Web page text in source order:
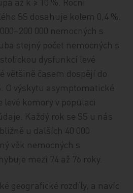
SS dosahuje kolem 0,4 %.
000 nemocných s
stejný počet nemocných s
dysfunkcí levé
většině časem dospějí do
O výskytu asymptomatické
komory v populaci
Každý rok se SS u nás
u dalších 40 000
věk nemocných s
mezi 74 až 76 roky.
geografické rozdíly, a navíc